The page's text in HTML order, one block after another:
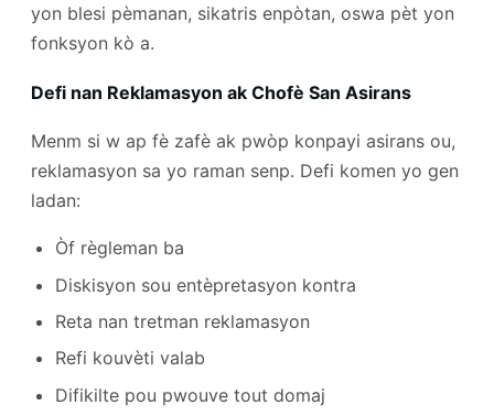
yon blesi pèmanan, sikatris enpòtan, oswa pèt yon
fonksyon kò a.
Defi nan Reklamasyon ak Chofè San Asirans
Menm si w ap fè zafè ak pwòp konpayi asirans ou,
reklamasyon sa yo raman senp. Defi komen yo gen
ladan:
Òf règleman ba
Diskisyon sou entèpretasyon kontra
Reta nan tretman reklamasyon
Refi kouvèti valab
Difikilte pou pwouve tout domaj